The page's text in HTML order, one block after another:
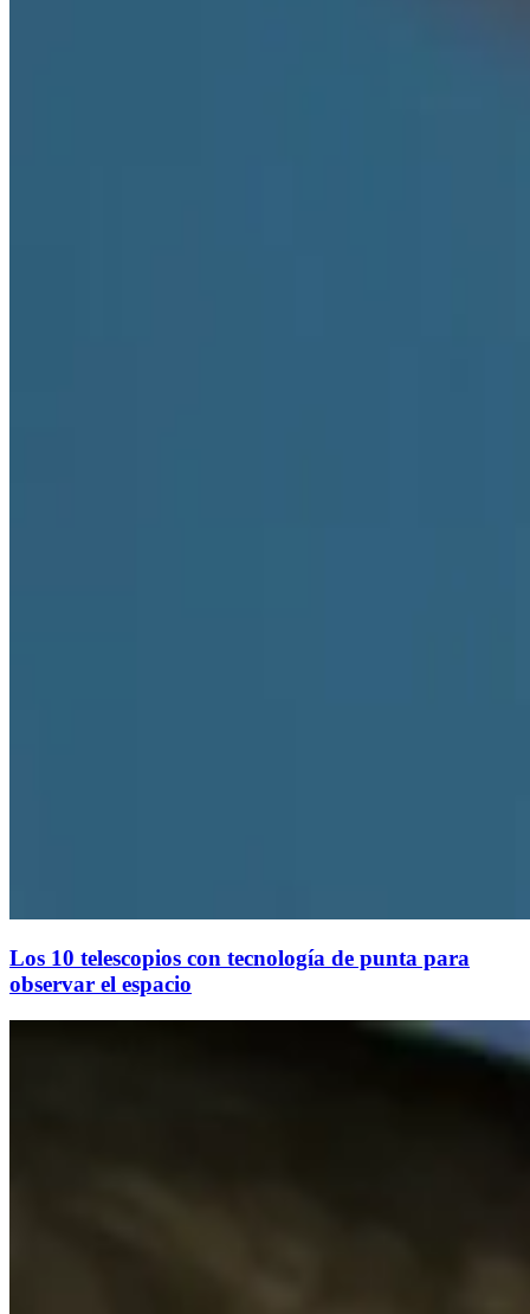
Los 10 telescopios con tecnología de punta para
observar el espacio